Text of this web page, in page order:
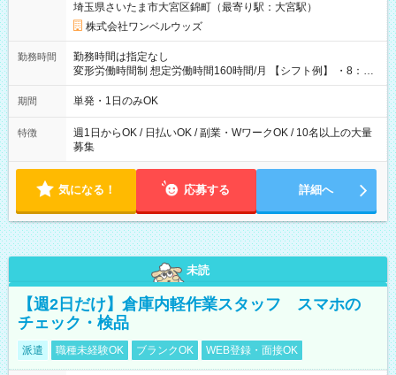
埼玉県さいたま市大宮区錦町（最寄り駅：大宮駅）
株式会社ワンベルウッズ
勤務時間
勤務時間は指定なし
変形労働時間制 想定労働時間160時間/月 【シフト例】 ・8：00
～21：00
期間 単発・1日のみOK
特徴
週1日からOK / 日払いOK / 副業・WワークOK / 10名以上の大量
募集
気になる！ 応募する 詳細へ
未読
【週2日だけ】倉庫内軽作業スタッフ スマホの
チェック・検品
派遣 職種未経験OK ブランクOK WEB登録・面接OK